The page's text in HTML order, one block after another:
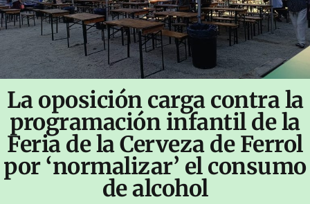
La oposición carga contra la
programación infantil de la
Feria de la Cerveza de Ferrol
por ‘normalizar’ el consumo
de alcohol